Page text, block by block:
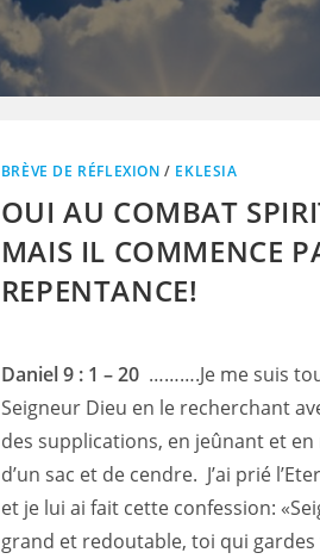
BRÈVE DE RÉFLEXION / EKLESIA
OUI AU COMBAT
MAIS IL COMMENCE
REPENTANCE!
Daniel 9 : 1 – 20……….Je me suis
Seigneur Dieu en le recherchant
des supplications, en jeûnant et
d’un sac et de cendre. J’ai prié
et je lui ai fait cette confession:
grand et redoutable, toi qui